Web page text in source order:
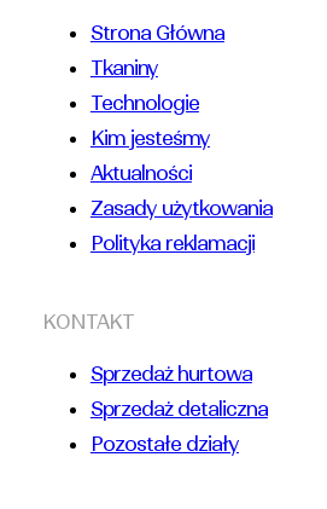
Strona Główna
Tkaniny
Technologie
Kim jesteśmy
Aktualności
Zasady użytkowania
Polityka reklamacji
KONTAKT
Sprzedaż hurtowa
Sprzedaż detaliczna
Pozostałe działy